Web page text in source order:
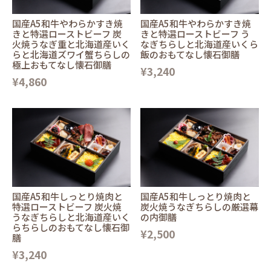
国産A5和牛やわらかすき焼
きと特選ローストビーフ 炭
火焼うなぎ重と北海道産いく
らと北海道ズワイ蟹ちらしの
極上おもてなし懐石御膳
¥4,860
国産A5和牛やわらかすき焼
きと特選ローストビーフ う
なぎちらしと北海道産いくら
飯のおもてなし懐石御膳
¥3,240
国産A5和牛しっとり焼肉と
特選ローストビーフ 炭火焼
うなぎちらしと北海道産いく
らちらしのおもてなし懐石御
膳
¥3,240
国産A5和牛しっとり焼肉と
炭火焼うなぎちらしの厳選幕
の内御膳
¥2,500